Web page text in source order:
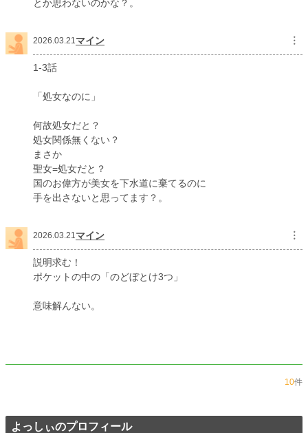
とか思わないのかな？。
2026.03.21マイン ︙
1-3話
「処女なのに」
何故処女だと？
処女関係無くない？
まさか
聖女=処女だと？
国のお偉方が美女を下水道に棄てるのに
手を出さないと思ってます？。
2026.03.21マイン ︙
説明求む！
ポケットの中の「のどぼとけ3つ」
意味解んない。
10件
よっしぃのプロフィール